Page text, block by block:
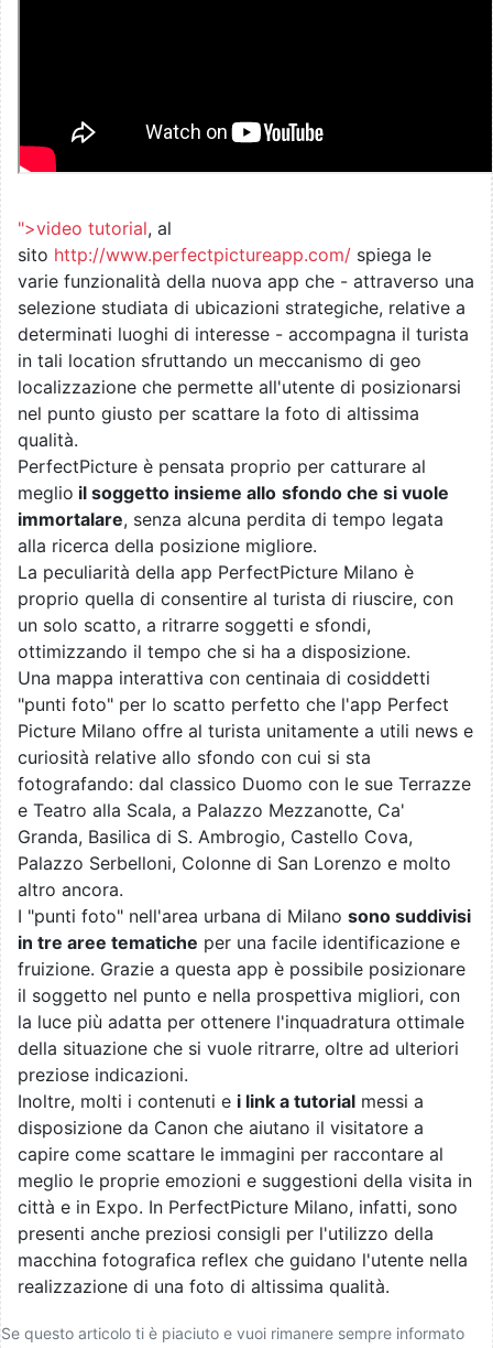
">video tutorial, al
sito http://www.perfectpictureapp.com/ spiega le
varie funzionalità della nuova app che - attraverso una
selezione studiata di ubicazioni strategiche, relative a
determinati luoghi di interesse - accompagna il turista
in tali location sfruttando un meccanismo di geo
localizzazione che permette all'utente di posizionarsi
nel punto giusto per scattare la foto di altissima
qualità.
PerfectPicture è pensata proprio per catturare al
meglio il soggetto insieme allo sfondo che si vuole
immortalare, senza alcuna perdita di tempo legata
alla ricerca della posizione migliore.
La peculiarità della app PerfectPicture Milano è
proprio quella di consentire al turista di riuscire, con
un solo scatto, a ritrarre soggetti e sfondi,
ottimizzando il tempo che si ha a disposizione.
Una mappa interattiva con centinaia di cosiddetti
"punti foto" per lo scatto perfetto che l'app Perfect
Picture Milano offre al turista unitamente a utili news e
curiosità relative allo sfondo con cui si sta
fotografando: dal classico Duomo con le sue Terrazze
e Teatro alla Scala, a Palazzo Mezzanotte, Ca'
Granda, Basilica di S. Ambrogio, Castello Cova,
Palazzo Serbelloni, Colonne di San Lorenzo e molto
altro ancora.
I "punti foto" nell'area urbana di Milano sono suddivisi
in tre aree tematiche per una facile identificazione e
fruizione. Grazie a questa app è possibile posizionare
il soggetto nel punto e nella prospettiva migliori, con
la luce più adatta per ottenere l'inquadratura ottimale
della situazione che si vuole ritrarre, oltre ad ulteriori
preziose indicazioni.
Inoltre, molti i contenuti e i link a tutorial messi a
disposizione da Canon che aiutano il visitatore a
capire come scattare le immagini per raccontare al
meglio le proprie emozioni e suggestioni della visita in
città e in Expo. In PerfectPicture Milano, infatti, sono
presenti anche preziosi consigli per l'utilizzo della
macchina fotografica reflex che guidano l'utente nella
realizzazione di una foto di altissima qualità.
Se questo articolo ti è piaciuto e vuoi rimanere sempre informato